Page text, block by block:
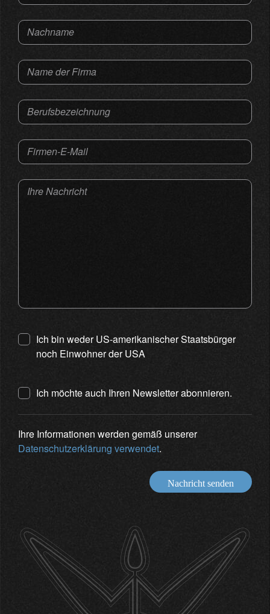
Nachname
Name der Firma
Berufsbezeichnung
Firmen-E-Mail
Ihre Nachricht
Ich bin weder US-amerikanischer Staatsbürger
noch Einwohner der USA
Ich möchte auch Ihren Newsletter abonnieren.
Ihre Informationen werden gemäß unserer
Datenschutzerklärung verwendet.
Nachricht senden